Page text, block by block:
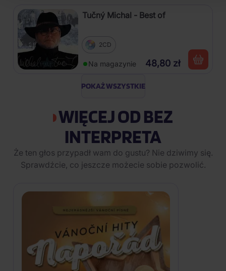
Tučný Michal - Best of
2CD
Na magazynie 48,80 zł
POKAŻ WSZYSTKIE
WIĘCEJ OD BEZ
INTERPRETA
Że ten głos przypadł wam do gustu? Nie dziwimy się.
Sprawdźcie, co jeszcze możecie sobie pozwolić.